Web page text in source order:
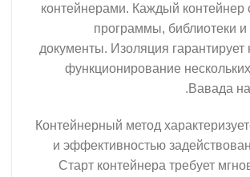
контейнерами. Каждый контейнер
программы, библиотеки и
документы. Изоляция
функционирование
Вавада
Контейнерный метод
и эффективностью
Старт контейнера требует